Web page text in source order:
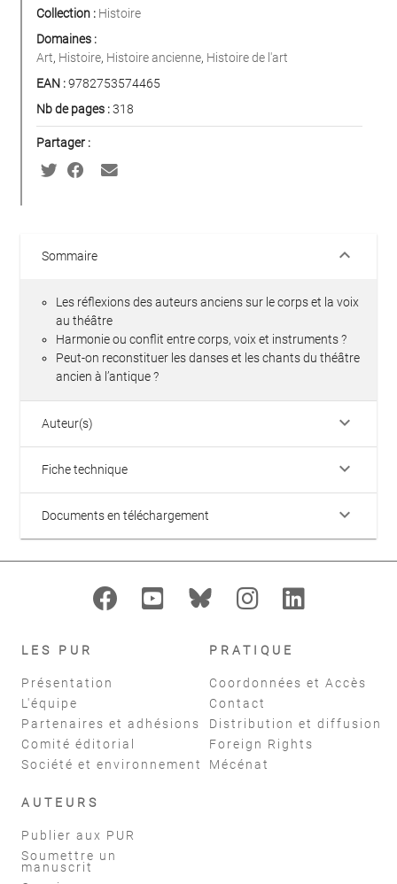
Collection : Histoire
Domaines :
Art, Histoire, Histoire ancienne, Histoire de l'art
EAN :9782753574465
Nb de pages :318
Partager :
Sommaire keyboard_arrow_down
Les réflexions des auteurs anciens sur le corps et la voix
au théâtre
Harmonie ou conflit entre corps, voix et instruments ?
Peut-on reconstituer les danses et les chants du théâtre
ancien à l’antique ?
Auteur(s) keyboard_arrow_down
Fiche technique keyboard_arrow_down
Documents en téléchargement keyboard_arrow_down
LES PUR
Présentation
L'équipe
Partenaires et adhésions
Comité éditorial
Société et environnement
PRATIQUE
Coordonnées et Accès
Contact
Distribution et diffusion
Foreign Rights
Mécénat
AUTEURS
Publier aux PUR
Soumettre un
manuscrit